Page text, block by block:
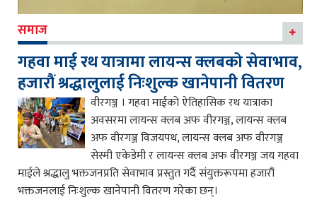
समाज
गहवा माई रथ यात्रामा लायन्स क्लबको सेवाभाव,
हजारौं श्रद्धालुलाई निःशुल्क खानेपानी वितरण
वीरगञ्ज । गहवा माईको ऐतिहासिक रथ यात्राका
अवसरमा लायन्स क्लब अफ वीरगञ्ज, लायन्स क्लब
अफ वीरगञ्ज विजयपथ, लायन्स क्लब अफ वीरगञ्ज
सेस्मी एकेडेमी र लायन्स क्लब अफ वीरगञ्ज जय गहवा
माईले श्रद्धालु भक्तजनप्रति सेवाभाव प्रस्तुत गर्दै संयुक्तरूपमा हजारौं
भक्तजनलाई निःशुल्क खानेपानी वितरण गरेका छन्।